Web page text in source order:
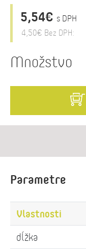
5,54€ s DPH
4,50€ Bez DPH:
Množstvo
Parametre
Vlastnosti
dĺžka